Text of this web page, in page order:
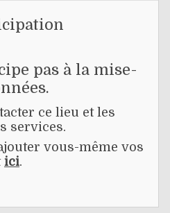
pas à la mise-
ce lieu et les
services.
vous-même vos
ici.